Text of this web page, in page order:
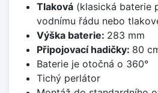
Tlaková(klasická baterie
vodnímu řádu nebo
Výška baterie: 283 mm
Připojovací hadičky: 80
Baterie je otočná o 360°
Tichý perlátor